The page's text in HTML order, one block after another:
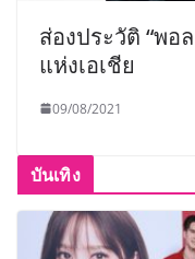
ส่องประวัติ “พอ
แห่งเอเชีย
09/08/2021
บันเทิง